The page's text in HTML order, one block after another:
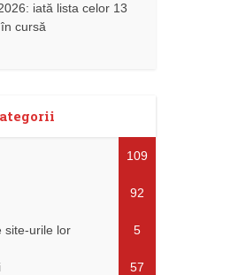
iată lista celor 13
cursă
109
92
site-urile lor 5
57